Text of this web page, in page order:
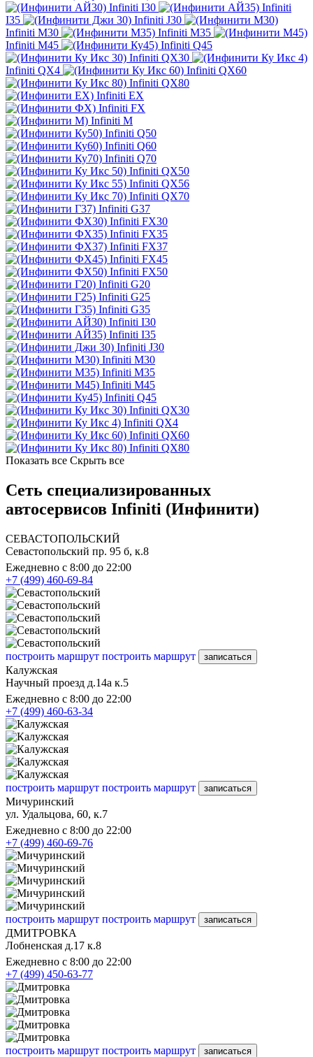
Infiniti I30
Infiniti
I35
Infiniti J30
Infiniti M30
Infiniti M35
Infiniti M45
Infiniti Q45
Infiniti QX30
Infiniti QX4
Infiniti QX60
Infiniti QX80
Infiniti EX
Infiniti FX
Infiniti M
Infiniti Q50
Infiniti Q60
Infiniti Q70
Infiniti QX50
Infiniti QX56
Infiniti QX70
Infiniti G37
Infiniti FX30
Infiniti FX35
Infiniti FX37
Infiniti FX45
Infiniti FX50
Infiniti G20
Infiniti G25
Infiniti G35
Infiniti I30
Infiniti I35
Infiniti J30
Infiniti M30
Infiniti M35
Infiniti M45
Infiniti Q45
Infiniti QX30
Infiniti QX4
Infiniti QX60
Infiniti QX80
Показать все Скрыть все
Сеть специализированных
автосервисов Infiniti (Инфинити)
СЕВАСТОПОЛЬСКИЙ
Севастопольский пр. 95 б, к.8
Ежедневно с 8:00 до 22:00
+7 (499) 460-69-84
построить маршрут построить маршрут записаться
Калужская
Научный проезд д.14а к.5
Ежедневно с 8:00 до 22:00
+7 (499) 460-63-34
построить маршрут построить маршрут записаться
Мичуринский
ул. Удальцова, 60, к.7
Ежедневно с 8:00 до 22:00
+7 (499) 460-69-76
построить маршрут построить маршрут записаться
ДМИТРОВКА
Лобненская д.17 к.8
Ежедневно с 8:00 до 22:00
+7 (499) 450-63-77
построить маршрут построить маршрут записаться